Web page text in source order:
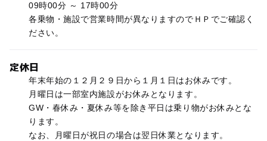
09時00分 ～ 17時00分
各乗物・施設で営業時間が異なりますのでＨＰでご確認く
ださい。
定休日
年末年始の１２月２９日から１月１日はお休みです。
月曜日は一部室内施設がお休みとなります。
GW・春休み・夏休み等を除き平日は乗り物がお休みとな
ります。
なお、月曜日が祝日の場合は翌日休業となります。